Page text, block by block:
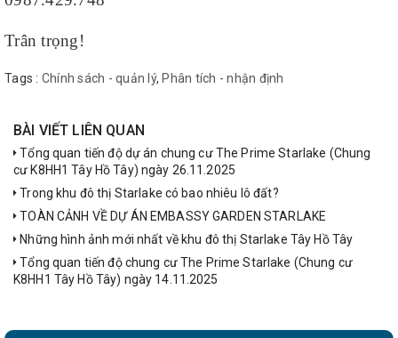
Trân trọng!
Tags : Chính sách - quản lý, Phân tích - nhận định
BÀI VIẾT LIÊN QUAN
Tổng quan tiến độ dự án chung cư The Prime Starlake (Chung
cư K8HH1 Tây Hồ Tây) ngày 26.11.2025
Trong khu đô thị Starlake có bao nhiêu lô đất?
TOÀN CẢNH VỀ DỰ ÁN EMBASSY GARDEN STARLAKE
Những hình ảnh mới nhất về khu đô thị Starlake Tây Hồ Tây
Tổng quan tiến độ chung cư The Prime Starlake (Chung cư
K8HH1 Tây Hồ Tây) ngày 14.11.2025